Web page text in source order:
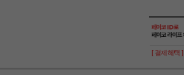
[ 결제혜택 ]